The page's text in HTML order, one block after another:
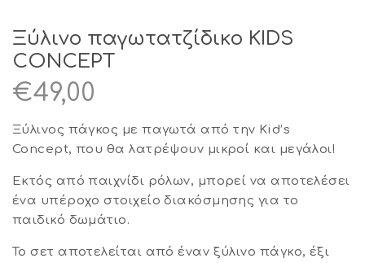
Ξύλινο παγωτατζίδικο KIDS
CONCEPT
€49,00
Ξύλινος πάγκος με παγωτά από την Kid’s
Concept, που θα λατρέψουν μικροί και μεγάλοι!
Εκτός από παιχνίδι ρόλων, μπορεί να αποτελέσει
ένα υπέροχο στοιχείο διακόσμησης για το
παιδικό δωμάτιο.
Το σετ αποτελείται από έναν ξύλινο πάγκο, έξι